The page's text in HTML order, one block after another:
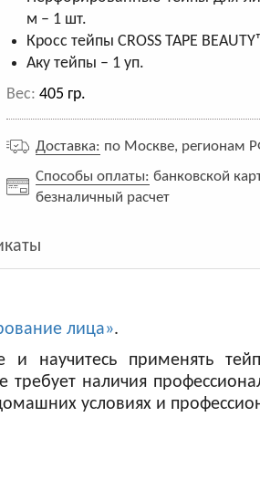
м – 1 шт.
Кросс тейпы CROSS TAPE
Аку тейпы – 1 уп.
Вес:405 гр.
Доставка: по Москве, регионам
Способы оплаты: банковской
безналичный расчет
лица».
научитесь применять
наличия
условиях и